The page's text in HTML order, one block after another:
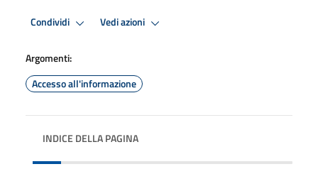
Condividi Vedi azioni
Argomenti:
Accesso all'informazione
INDICE DELLA PAGINA